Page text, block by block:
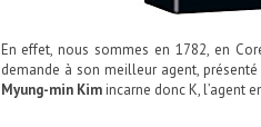
En effet, nous sommes en 1782, en
demande à son meilleur agent,
Myung-min Kimincarne donc K, l’agent